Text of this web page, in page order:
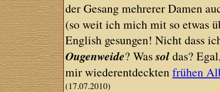
der Gesang mehrerer Damen
(so weit ich mich mit so etwas
English gesungen! Nicht dass
Ougenweide? Wassoldas?
mir wiederentdecktenfrühen
(17.07.2010)